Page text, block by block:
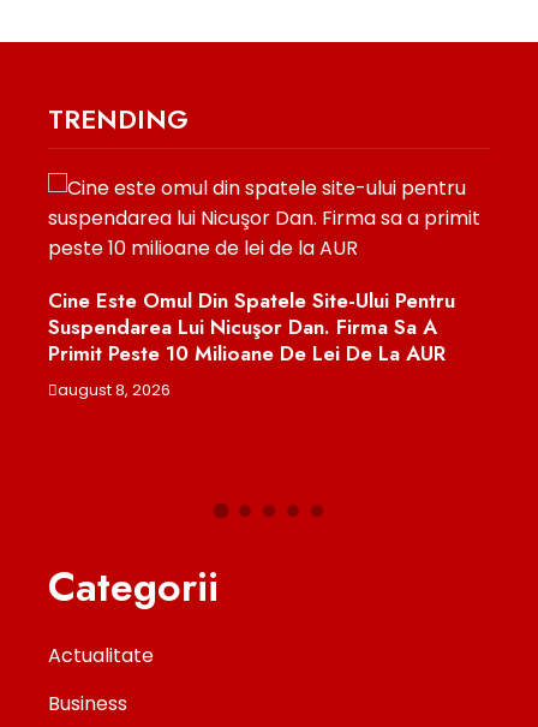
TRENDING
Cine Este Omul Din Spatele Site-Ului Pentru
Suspendarea Lui Nicuşor Dan. Firma Sa A
Primit Peste 10 Milioane De Lei De La AUR
august 8, 2026
Categorii
Actualitate
Business